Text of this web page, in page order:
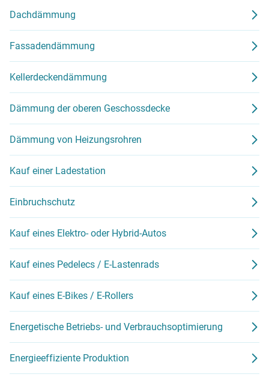
Dachdämmung
Fassadendämmung
Kellerdeckendämmung
Dämmung der oberen Geschossdecke
Dämmung von Heizungsrohren
Kauf einer Ladestation
Einbruchschutz
Kauf eines Elektro- oder Hybrid-Autos
Kauf eines Pedelecs / E-Lastenrads
Kauf eines E-Bikes / E-Rollers
Energetische Betriebs- und Verbrauchsoptimierung
Energieeffiziente Produktion